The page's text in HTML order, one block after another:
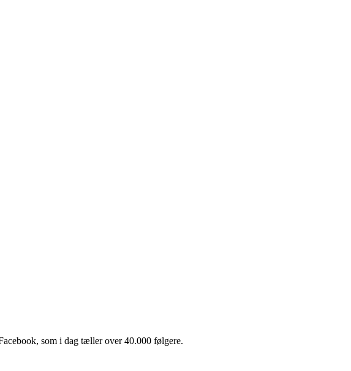
som i dag tæller over 40.000 følgere.